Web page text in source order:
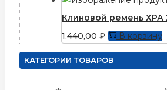
Клиновой ремень ХРА
1.440,00 ₽ В корзину
КАТЕГОРИИ ТОВАРОВ